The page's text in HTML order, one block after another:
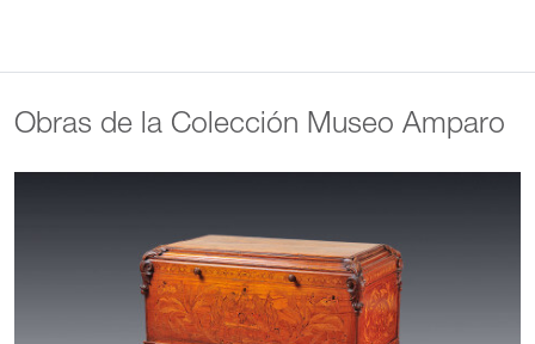
Obras de la Colección Museo Amparo